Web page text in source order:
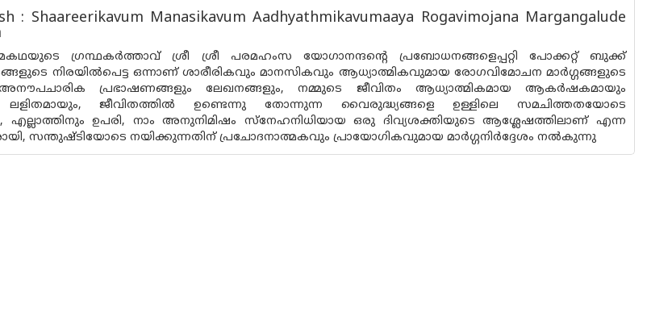
: Shaareerikavum Manasikavum Aadhyathmikavumaaya Rogavimojana Margangalude
ഗ്രന്ഥകർത്താവ് ശ്രീ ശ്രീ പരമഹംസ യോഗാനന്ദന്റെ പ്രബോധനങ്ങളെപ്പറ്റി പോക്കറ്റ് ബുക്ക്
നിരയിൽപെട്ട ഒന്നാണ് ശാരീരികവും മാനസികവും ആധ്യാത്മികവുമായ രോഗവിമോചന മാർഗ്ഗങ്ങളുടെ
പ്രഭാഷണങ്ങളും ലേഖനങ്ങളും, നമ്മുടെ ജീവിതം ആധ്യാത്മികമായ ആകർഷകമായും
ലളിതമായും, ജീവിതത്തിൽ ഉണ്ടെന്നു തോന്നുന്ന വൈരുദ്ധ്യങ്ങളെ ഉള്ളിലെ സമചിത്തതയോടെ
എല്ലാത്തിനും ഉപരി, നാം അനുനിമിഷം സ്നേഹനിധിയായ ഒരു ദിവ്യശക്തിയുടെ ആശ്ലേഷത്തിലാണ് എന്ന
സന്തുഷ്‌ടിയോടെ നയിക്കുന്നതിന് പ്രചോദനാത്മകവും പ്രായോഗികവുമായ മാർഗ്ഗനിർദ്ദേശം നൽകുന്നു